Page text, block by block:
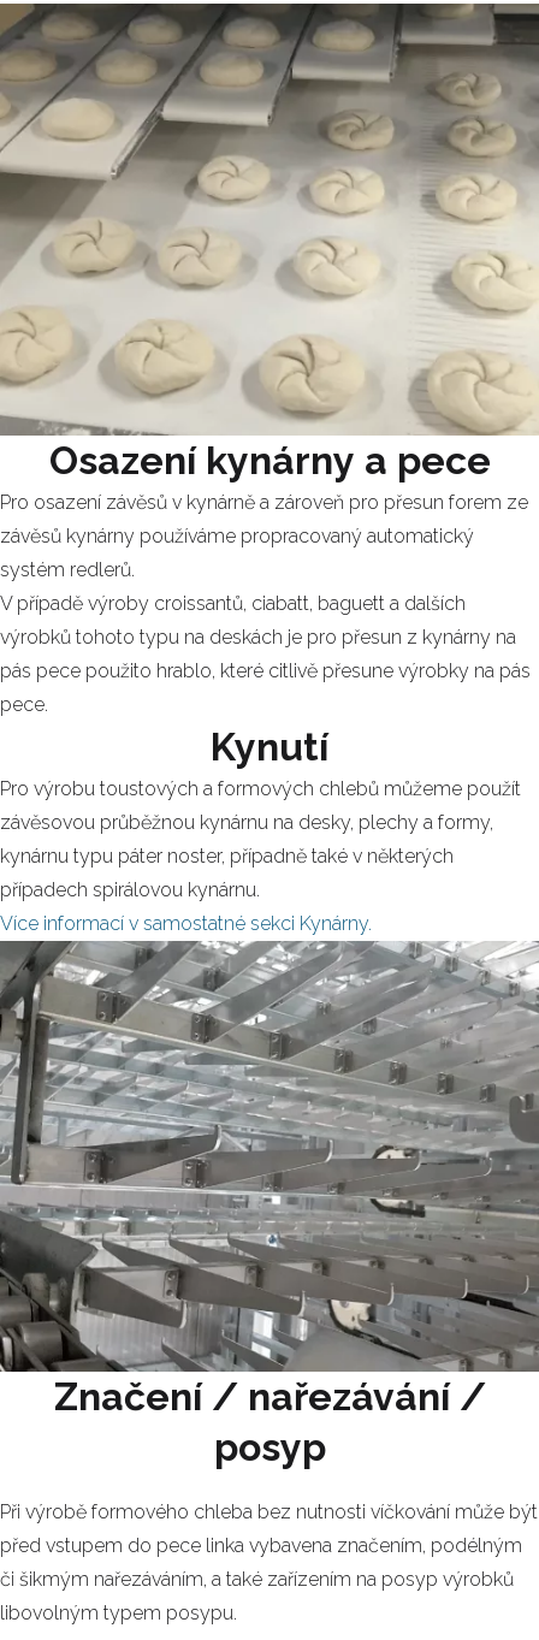
Osazení kynárny a pece
Pro osazení závěsů v kynárně a zároveň pro přesun forem ze
závěsů kynárny používáme propracovaný automatický
systém redlerů.
V případě výroby croissantů, ciabatt, baguett a dalších
výrobků tohoto typu na deskách je pro přesun z kynárny na
pás pece použito hrablo, které citlivě přesune výrobky na pás
pece.
Kynutí
Pro výrobu toustových a formových chlebů můžeme použít
závěsovou průběžnou kynárnu na desky, plechy a formy,
kynárnu typu páter noster, případně také v některých
případech spirálovou kynárnu.
Více informací v samostatné sekci Kynárny.
Značení / nařezávání /
posyp
Při výrobě formového chleba bez nutnosti víčkování může být
před vstupem do pece linka vybavena značením, podélným
či šikmým nařezáváním, a také zařízením na posyp výrobků
libovolným typem posypu.